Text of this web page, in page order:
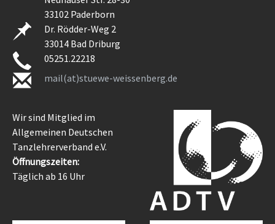
33102 Paderborn
Dr. Rödder-Weg 2
33014 Bad Driburg
05251.22218
mail(at)stuewe-weissenberg.de
Wir sind Mitglied im
Allgemeinen Deutschen
Tanzlehrerverband e.V.
Öffnungszeiten:
Täglich ab 16 Uhr